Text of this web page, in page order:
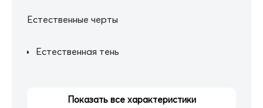
Естественные черты
Естественная тень
Показать все характеристики